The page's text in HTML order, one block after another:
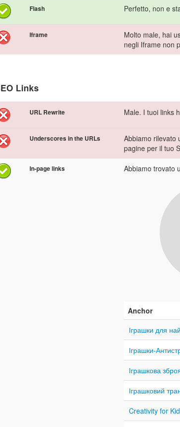
Flash Perfetto, non e
Iframe
Molto male, hai
negli Iframe non
Links
URL Rewrite Male. I tuoi links
Underscores in the URLs
Abbiamo rilevato
pagine per il tuo
In-page links Abbiamo trovato
Anchor
Іграшки для
Іграшки-
Іграшкова
Іграшковий
Creativity for